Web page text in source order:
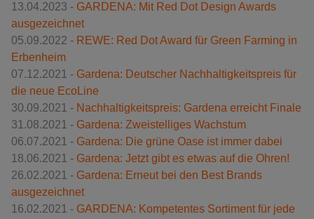
13.04.2023 - GARDENA: Mit Red Dot Design Awards
ausgezeichnet
05.09.2022 - REWE: Red Dot Award für Green Farming in
Erbenheim
07.12.2021 - Gardena: Deutscher Nachhaltigkeitspreis für
die neue EcoLine
30.09.2021 - Nachhaltigkeitspreis: Gardena erreicht Finale
31.08.2021 - Gardena: Zweistelliges Wachstum
06.07.2021 - Gardena: Die grüne Oase ist immer dabei
18.06.2021 - Gardena: Jetzt gibt es etwas auf die Ohren!
26.02.2021 - Gardena: Erneut bei den Best Brands
ausgezeichnet
16.02.2021 - GARDENA: Kompetentes Sortiment für jede